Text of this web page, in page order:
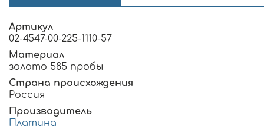
Артикул
02-4547-00-225-1110-57
Материал
золото 585 пробы
Страна происхождения
Россия
Производитель
Платина